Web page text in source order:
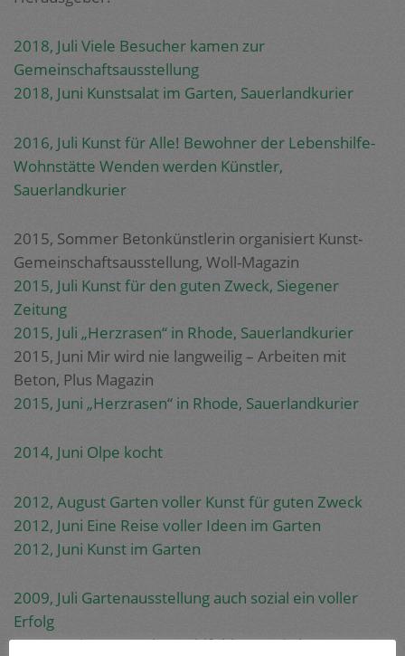
2018, Juli Viele Besucher kamen zur
Gemeinschaftsausstellung
2018, Juni Kunstsalat im Garten, Sauerlandkurier
2016, Juli Kunst für Alle! Bewohner der Lebenshilfe-
Wohnstätte Wenden werden Künstler,
Sauerlandkurier
2015, Sommer Betonkünstlerin organisiert Kunst-
Gemeinschaftsausstellung, Woll-Magazin
2015, Juli Kunst für den guten Zweck, Siegener
Zeitung
2015, Juli „Herzrasen“ in Rhode, Sauerlandkurier
2015, Juni Mir wird nie langweilig – Arbeiten mit
Beton, Plus Magazin
2015, Juni „Herzrasen“ in Rhode, Sauerlandkurier
2014, Juni Olpe kocht
2012, August Garten voller Kunst für guten Zweck
2012, Juni Eine Reise voller Ideen im Garten
2012, Juni Kunst im Garten
2009, Juli Gartenausstellung auch sozial ein voller
Erfolg
2009, Juni Anne Kruks Wohlfühloase wird zum